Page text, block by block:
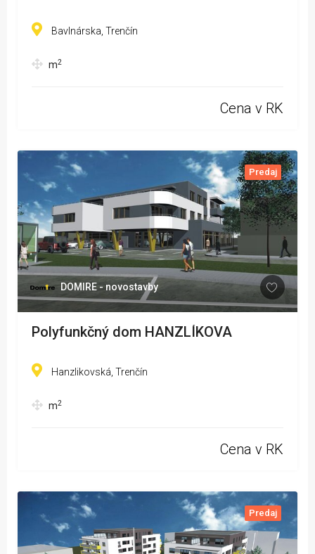
Bavlnárska, Trenčín
m2
Cena v RK
Predaj
DOMIRE - novostavby
Polyfunkčný dom HANZLÍKOVA
Hanzlikovská, Trenčín
m2
Cena v RK
Predaj